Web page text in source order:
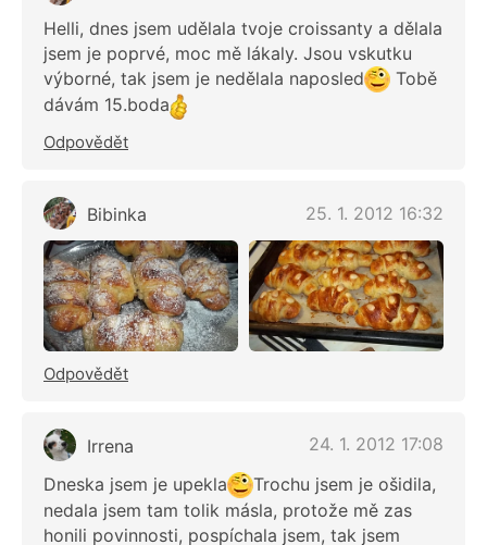
Helli, dnes jsem udělala tvoje croissanty a dělala
jsem je poprvé, moc mě lákaly. Jsou vskutku
výborné, tak jsem je nedělala naposled
Tobě
dávám 15.boda
Odpovědět
Bibinka 25. 1. 2012 16:32
Odpovědět
Irrena
24. 1. 2012 17:08
Dneska jsem je upekla
Trochu jsem je ošidila,
nedala jsem tam tolik másla, protože mě zas
honili povinnosti, pospíchala jsem, tak jsem